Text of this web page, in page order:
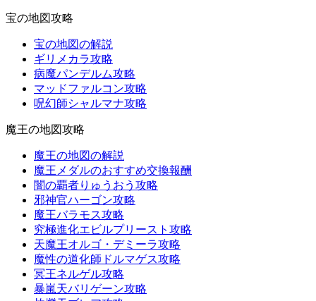
宝の地図攻略
宝の地図の解説
ギリメカラ攻略
病魔パンデルム攻略
マッドファルコン攻略
呪幻師シャルマナ攻略
魔王の地図攻略
魔王の地図の解説
魔王メダルのおすすめ交換報酬
闇の覇者りゅうおう攻略
邪神官ハーゴン攻略
魔王バラモス攻略
究極進化エビルプリースト攻略
天魔王オルゴ・デミーラ攻略
魔性の道化師ドルマゲス攻略
冥王ネルゲル攻略
暴嵐天バリゲーン攻略